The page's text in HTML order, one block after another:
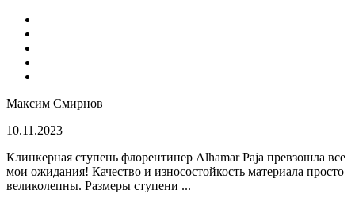
Максим Смирнов
10.11.2023
Клинкерная ступень флорентинер Alhamar Paja превзошла все
мои ожидания! Качество и износостойкость материала просто
великолепны. Размеры ступени ...